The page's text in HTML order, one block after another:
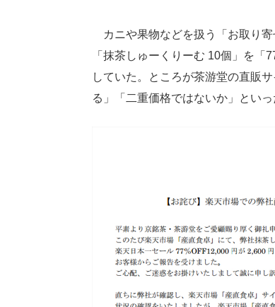
カニや果物などを扱う「お取り
「抹茶しゅーくりーむ 10個」を
していた。ところが茶游堂の直販
る」「二重価格ではないか」といっ